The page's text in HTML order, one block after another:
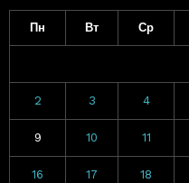
Пн Вт Ср
2 3 4
9 10 11
16 17 18